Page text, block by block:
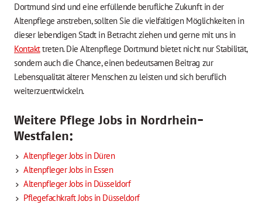
Dortmund sind und eine erfüllende berufliche Zukunft in der
Altenpflege anstreben, sollten Sie die vielfältigen Möglichkeiten in
dieser lebendigen Stadt in Betracht ziehen und gerne mit uns in
Kontakttreten. Die Altenpflege Dortmund bietet nicht nur Stabilität,
sondern auch die Chance, einen bedeutsamen Beitrag zur
Lebensqualität älterer Menschen zu leisten und sich beruflich
weiterzuentwickeln.
Weitere Pflege Jobs in Nordrhein-
Westfalen:
Altenpfleger Jobs in Düren
Altenpfleger Jobs in Essen
Altenpfleger Jobs in Düsseldorf
Pflegefachkraft Jobs in Düsseldorf